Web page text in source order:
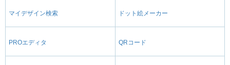
マイデザイン検索 ドット絵メーカー
PROエディタ QRコード